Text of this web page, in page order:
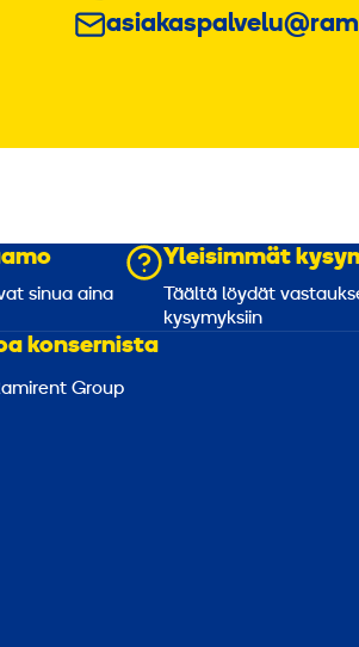
sinua aina
Yleisimmät
Täältä löydät
kysymyksiin
konsernista
Group